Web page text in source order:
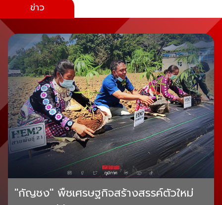
ข่าว
"กัญชง" พืชเศรษฐกิจสร้างสรรค์ตัวใหม่